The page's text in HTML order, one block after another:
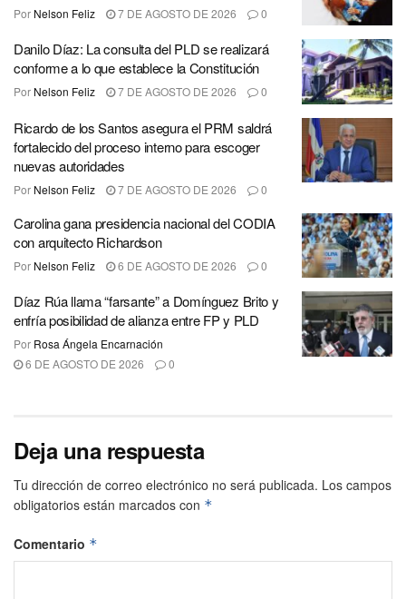
Por Nelson Feliz 7 DE AGOSTO DE 2026 0
Danilo Díaz: La consulta del PLD se realizará
conforme a lo que establece la Constitución
Por Nelson Feliz 7 DE AGOSTO DE 2026 0
Ricardo de los Santos asegura el PRM saldrá
fortalecido del proceso interno para escoger
nuevas autoridades
Por Nelson Feliz 7 DE AGOSTO DE 2026 0
Carolina gana presidencia nacional del CODIA
con arquitecto Richardson
Por Nelson Feliz 6 DE AGOSTO DE 2026 0
Díaz Rúa llama “farsante” a Domínguez Brito y
enfría posibilidad de alianza entre FP y PLD
Por Rosa Ángela Encarnación
6 DE AGOSTO DE 2026
0
Deja una respuesta
Tu dirección de correo electrónico no será publicada. Los campos
obligatorios están marcados con *
Comentario *